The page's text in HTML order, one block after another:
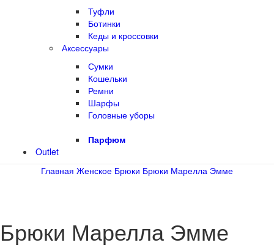
Туфли
Ботинки
Кеды и кроссовки
Аксессуары
Сумки
Кошельки
Ремни
Шарфы
Головные уборы
Парфюм
Outlet
Главная Женское Брюки Брюки Марелла Эмме
Брюки Марелла Эмме